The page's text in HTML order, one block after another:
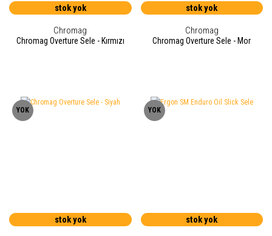
stok yok
Chromag
Chromag Overture Sele - Kırmızı
stok yok
Chromag
Chromag Overture Sele - Mor
YOK
stok yok
YOK
stok yok